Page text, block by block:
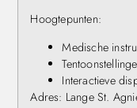
Hoogtepunten:
Medische
Interactieve
Adres: Lange St.